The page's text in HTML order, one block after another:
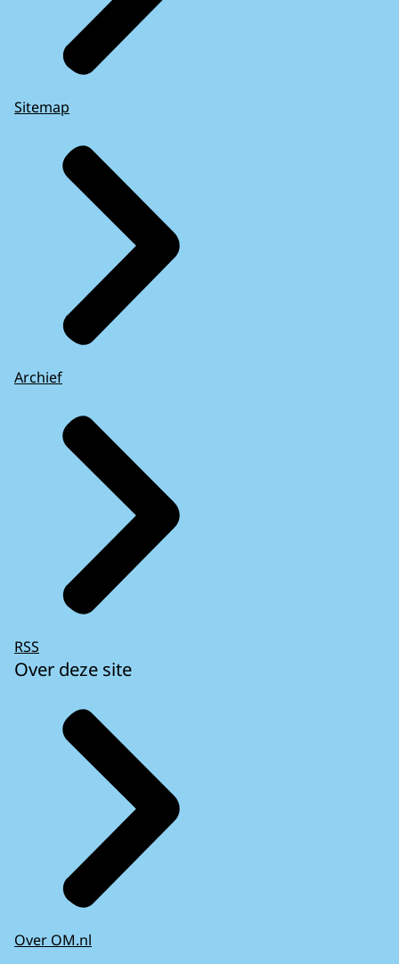
Sitemap
Archief
RSS
Over deze site
Over OM.nl